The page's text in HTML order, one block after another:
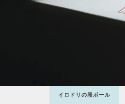
イロドリの段ボール